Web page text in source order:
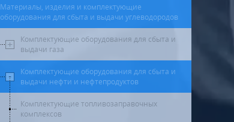
Материалы, изделия и комплектующие
оборудования для сбыта и выдачи углеводородов
Комплектующие оборудования для сбыта и
выдачи газа
Комплектующие оборудования для сбыта и
выдачи нефти и нефтепродуктов
Комплектующие топливозаправочных
комплексов